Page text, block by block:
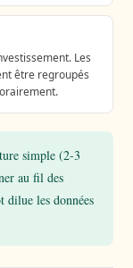
Les
être regroupés
simple (2-3
au fil des
dilue les données